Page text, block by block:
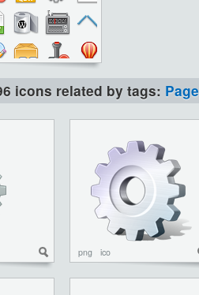
icons related by tags: Page
png ico